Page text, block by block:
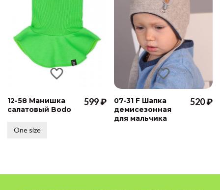
12-58 Манишка
салатовый Bodo
599 ₽
One size
07-31 F Шапка
демисезонная
для мальчика
520 ₽